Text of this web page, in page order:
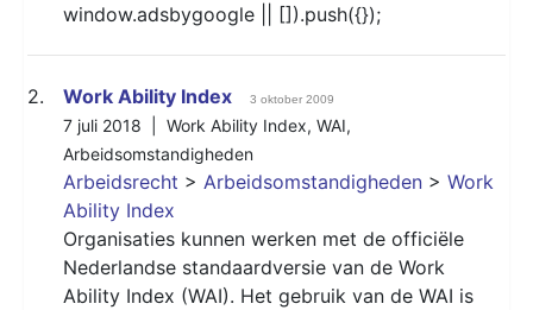
window.adsbygoogle || []).push({});
2. Work Ability Index 3 oktober 2009
7 juli 2018 | Work Ability Index, WAI,
Arbeidsomstandigheden
Arbeidsrecht > Arbeidsomstandigheden > Work
Ability Index
Organisaties kunnen werken met de officiële
Nederlandse standaardversie van de Work
Ability Index (WAI). Het gebruik van de WAI is